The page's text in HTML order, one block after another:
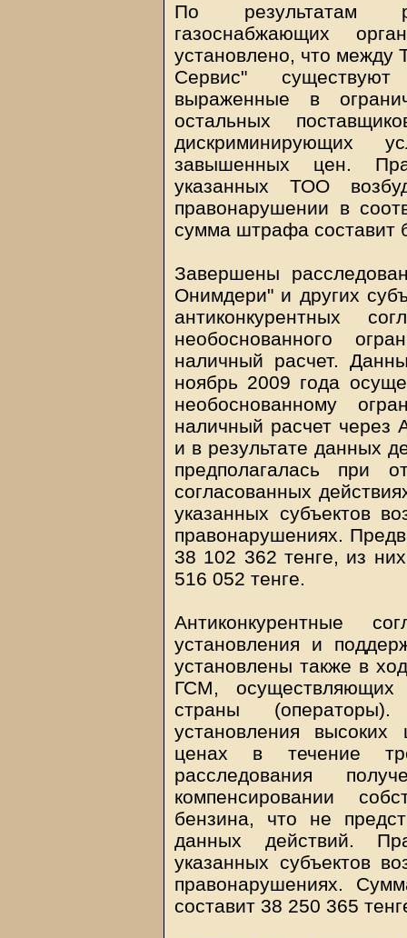
По результатам
газоснабжающих
установлено, что
Сервис" существуют
выраженные в
остальных
дискриминирующих
завышенных цен.
указанных ТОО
правонарушении в
сумма штрафа составит
Завершены
Онимдери" и других
антиконкурентных
необоснованного
наличный расчет.
ноябрь 2009 года
необоснованному
наличный расчет через
и в результате данных
предполагалась при
согласованных
указанных субъектов
правонарушениях.
38 102 362 тенге, из
516 052 тенге.
Антиконкурентные
установления и
установлены также в
ГСМ, осуществляющих
страны
установления
ценах в течение
расследования
компенсировании
бензина, что не
данных действий.
указанных субъектов
правонарушениях.
составит 38 250 365